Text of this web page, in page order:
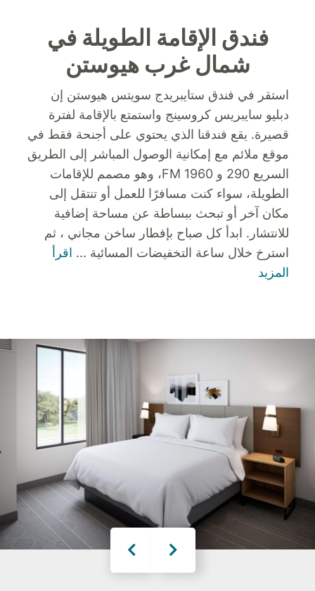
فندق الإقامة الطويلة في
شمال غرب هيوستن
استقر في فندق ستايبريدج سويتس هيوستن إن
دبليو سايبريس كروسينج واستمتع بالإقامة لفترة
قصيرة. يقع فندقنا الذي يحتوي على أجنحة فقط في
موقع ملائم مع إمكانية الوصول المباشر إلى الطريق
السريع 290 و FM 1960، وهو مصمم للإقامات
الطويلة، سواء كنت مسافرًا للعمل أو تنتقل إلى
مكان آخر أو تبحث ببساطة عن مساحة إضافية
للانتشار. ابدأ كل صباح بإفطار ساخن مجاني ، ثم
استرخ خلال ساعة التخفيضات المسائية ... اقرأ
المزيد